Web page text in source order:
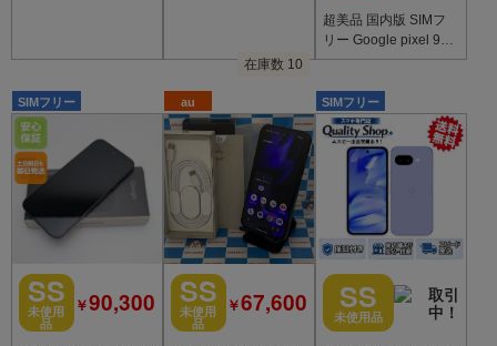
在庫数 10
超美品 国内版 SIMフ
リー Google pixel 9a
128GB アイリス色
SIMフリー
SS
未使用
品
￥90,300
au
SS
未使用
品
￥67,600
SIMフリー
SS
未使用品